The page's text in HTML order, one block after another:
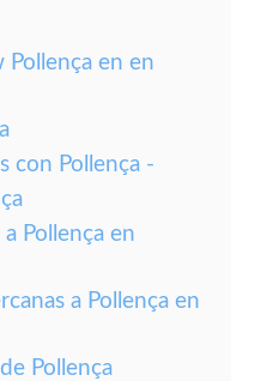
Pollença en en
con Pollença -
a Pollença en
a Pollença en
Pollença